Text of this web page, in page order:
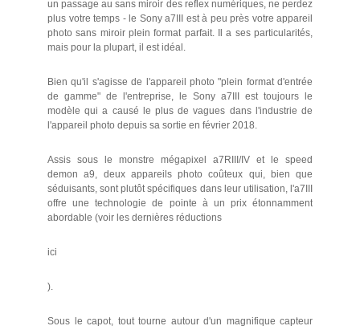
un passage au sans miroir des reflex numériques, ne perdez
plus votre temps - le Sony a7III est à peu près votre appareil
photo sans miroir plein format parfait. Il a ses particularités,
mais pour la plupart, il est idéal.
Bien qu'il s'agisse de l'appareil photo "plein format d'entrée
de gamme" de l'entreprise, le Sony a7III est toujours le
modèle qui a causé le plus de vagues dans l'industrie de
l'appareil photo depuis sa sortie en février 2018.
Assis sous le monstre mégapixel a7RIII/IV et le speed
demon a9, deux appareils photo coûteux qui, bien que
séduisants, sont plutôt spécifiques dans leur utilisation, l'a7III
offre une technologie de pointe à un prix étonnamment
abordable (voir les dernières réductions
ici
).
Sous le capot, tout tourne autour d'un magnifique capteur